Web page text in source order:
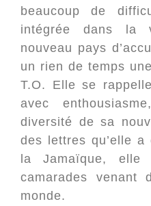
beaucoup de
intégrée dans la
nouveau pays
un rien de temps
T.O. Elle se
avec
diversité de sa
des lettres qu’elle
la Jamaïque,
camarades venant
monde.